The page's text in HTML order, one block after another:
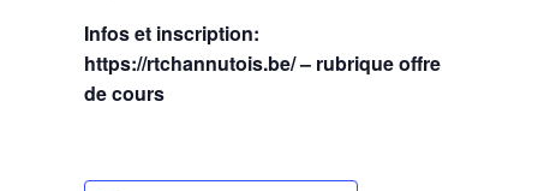
Infos et inscription:
https://rtchannutois.be/ – rubrique offre
de cours